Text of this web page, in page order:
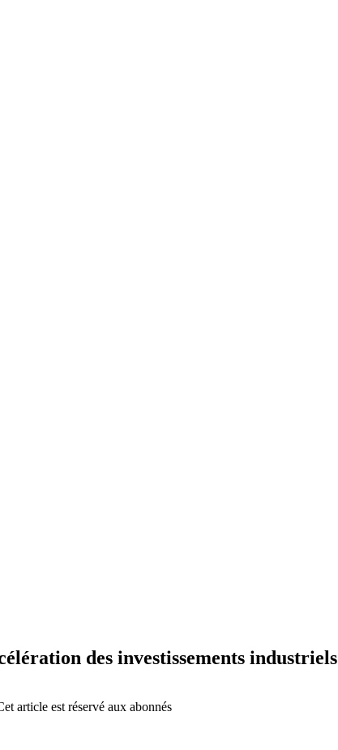
des investissements industriels
article est réservé aux abonnés